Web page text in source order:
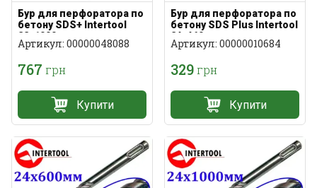
Бур для перфоратора по
бетону SDS+ Intertool
22х1000мм
Артикул: 00000048088
767 грн
Купити
Бур для перфоратора по
бетону SDS Plus Intertool
24х460мм
Артикул: 00000010684
329грн
Купити